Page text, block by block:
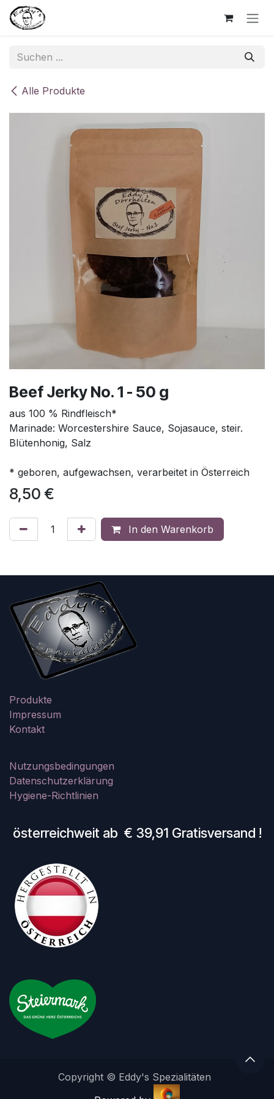
Zum Inhalt springen
Alle Produkte
Beef Jerky No. 1 - 50 g
aus 100 % Rindfleisch*
Marinade: Worcestershire Sauce, Sojasauce, steir.
Blütenhonig, Salz
* geboren, aufgewachsen, verarbeitet in Österreich
8,50 €
In den Warenkorb
Produkte
Impressum
Kontakt
Nutzungsbedingungen
Datenschutzerklärung
Hygiene-Richtlinien
österreichweit ab € 39,91 Gratisversand !
Copyright © Eddy's Spezialitäten